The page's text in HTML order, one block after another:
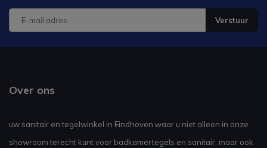
Verstuur
Over ons
uw sanitair en tegelwinkel in Eindhoven waar u niet alleen in onze
showroom terecht kunt voor badkamertegels en sanitair, maar ook